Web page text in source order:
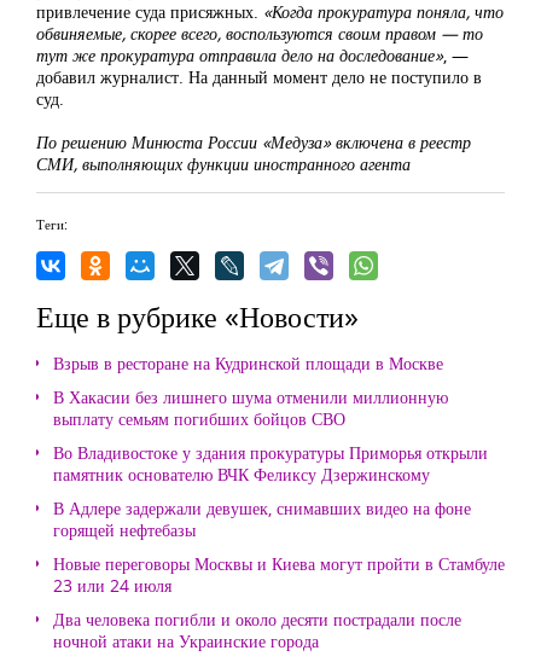
привлечение суда присяжных. «Когда прокуратура поняла, что
обвиняемые, скорее всего, воспользуются своим правом — то
тут же прокуратура отправила дело на доследование», —
добавил журналист. На данный момент дело не поступило в
суд.
По решению Минюста России «Медуза» включена в реестр
СМИ, выполняющих функции иностранного агента
Теги:
Еще в рубрике «Новости»
Взрыв в ресторане на Кудринской площади в Москве
В Хакасии без лишнего шума отменили миллионную
выплату семьям погибших бойцов СВО
Во Владивостоке у здания прокуратуры Приморья открыли
памятник основателю ВЧК Феликсу Дзержинскому
В Адлере задержали девушек, снимавших видео на фоне
горящей нефтебазы
Новые переговоры Москвы и Киева могут пройти в Стамбуле
23 или 24 июля
Два человека погибли и около десяти пострадали после
ночной атаки на Украинские города